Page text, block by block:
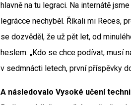
hlavně na tu legraci. Na internátě
legrácce nechyběl. Říkali mi Reces,
se dozvěděl, že už pět let, od
heslem: „Kdo se chce podívat, musí
v sedmnácti letech, první příspěvky
A následovalo Vysoké učení